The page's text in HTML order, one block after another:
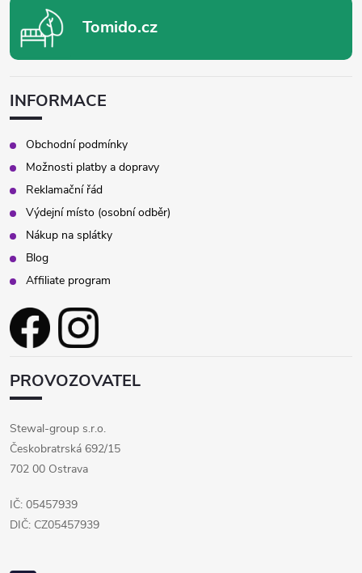
Tomido.cz
INFORMACE
Obchodní podmínky
Možnosti platby a dopravy
Reklamační řád
Výdejní místo (osobní odběr)
Nákup na splátky
Blog
Affiliate program
PROVOZOVATEL
Stewal-group s.r.o.
Českobratrská 692/15
702 00 Ostrava
IČ: 05457939
DIČ: CZ05457939